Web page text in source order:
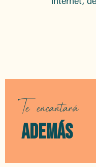
Te encantará
ADEMÁS